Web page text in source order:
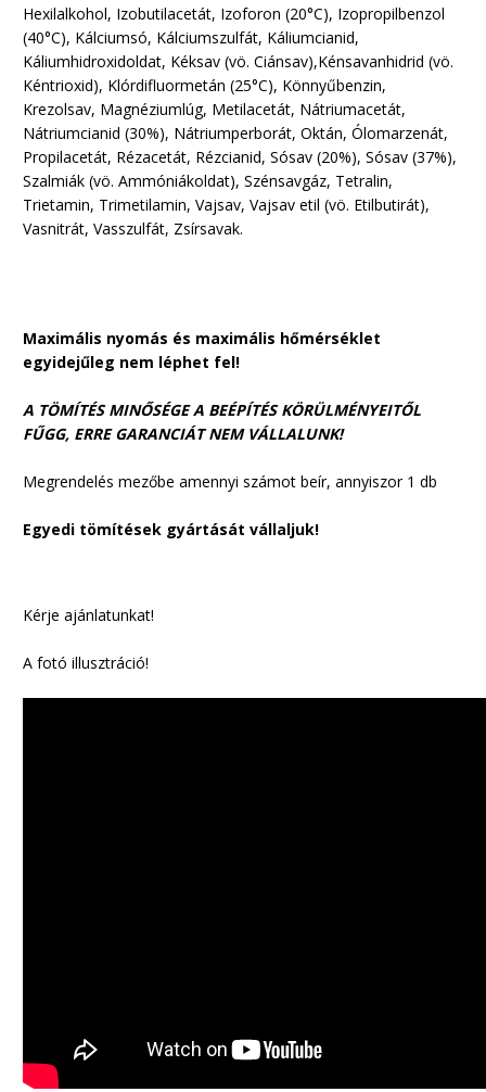
Hexilalkohol, Izobutilacetát, Izoforon (20°C), Izopropilbenzol
(40°C), Kálciumsó, Kálciumszulfát, Káliumcianid,
Káliumhidroxidoldat, Kéksav (vö. Ciánsav),Kénsavanhidrid (vö.
Kéntrioxid), Klórdifluormetán (25°C), Könnyűbenzin,
Krezolsav, Magnéziumlúg, Metilacetát, Nátriumacetát,
Nátriumcianid (30%), Nátriumperborát, Oktán, Ólomarzenát,
Propilacetát, Rézacetát, Rézcianid, Sósav (20%), Sósav (37%),
Szalmiák (vö. Ammóniákoldat), Szénsavgáz, Tetralin,
Trietamin, Trimetilamin, Vajsav, Vajsav etil (vö. Etilbutirát),
Vasnitrát, Vasszulfát, Zsírsavak.
Maximális nyomás és maximális hőmérséklet
egyidejűleg nem léphet fel!
A TÖMÍTÉS MINŐSÉGE A BEÉPÍTÉS KÖRÜLMÉNYEITŐL
FŰGG, ERRE GARANCIÁT NEM VÁLLALUNK!
Megrendelés mezőbe amennyi számot beír, annyiszor 1 db
Egyedi tömítések gyártását vállaljuk!
Kérje ajánlatunkat!
A fotó illusztráció!